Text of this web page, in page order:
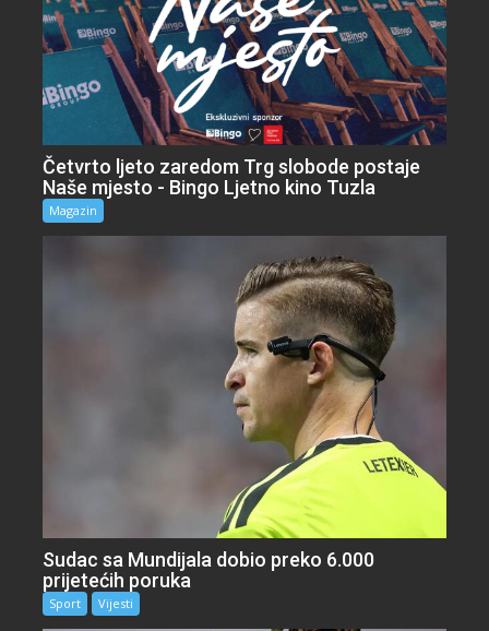
Četvrto ljeto zaredom Trg slobode postaje
Naše mjesto - Bingo Ljetno kino Tuzla
Magazin
Sudac sa Mundijala dobio preko 6.000
prijetećih poruka
Sport Vijesti